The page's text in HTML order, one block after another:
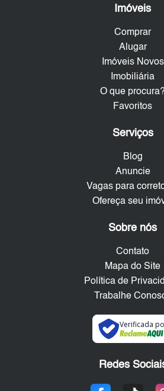
Imóveis
Comprar
Alugar
Imóveis Novos
Imobiliária
O que
Favoritos
Serviços
Blog
Anuncie
Vagas para
Ofereça seu
Sobre nós
Contato
Mapa do Site
Política de
Trabalhe
Verificada
Redes